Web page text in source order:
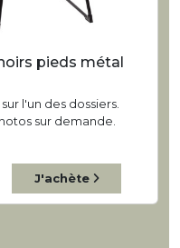
pieds métal
l'un des dossiers.
sur demande.
J'achète